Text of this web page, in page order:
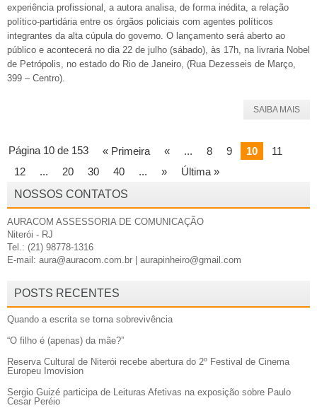
experiência profissional, a autora analisa, de forma inédita, a relação
político-partidária entre os órgãos policiais com agentes políticos
integrantes da alta cúpula do governo. O lançamento será aberto ao
público e acontecerá no dia 22 de julho (sábado), às 17h, na livraria Nobel
de Petrópolis, no estado do Rio de Janeiro, (Rua Dezesseis de Março,
399 – Centro).
SAIBA MAIS
Página 10 de 153 « Primeira « ... 8 9 10
11
12
... 20 30 40 ... »
Última »
NOSSOS CONTATOS
AURACOM ASSESSORIA DE COMUNICAÇÃO
Niterói - RJ
Tel.: (21) 98778-1316
E-mail: aura@auracom.com.br | aurapinheiro@gmail.com
POSTS RECENTES
Quando a escrita se torna sobrevivência
“O filho é (apenas) da mãe?”
Reserva Cultural de Niterói recebe abertura do 2º Festival de Cinema
Europeu Imovision
Sergio Guizé participa de Leituras Afetivas na exposição sobre Paulo
Cesar Peréio